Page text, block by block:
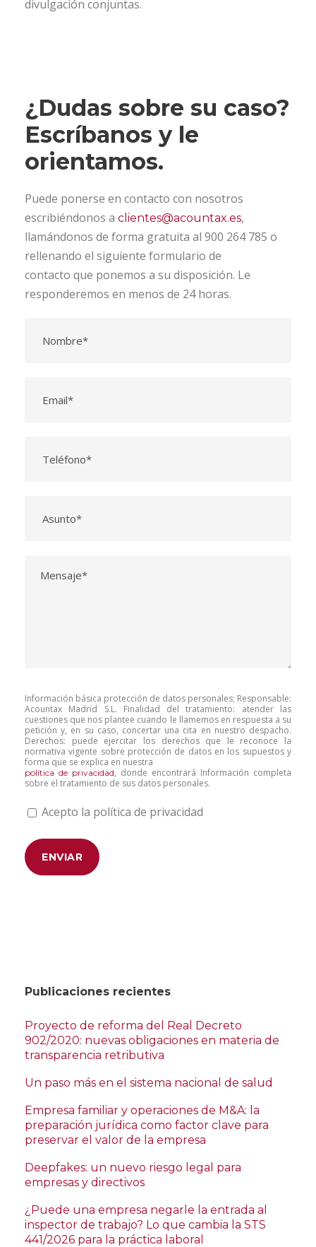
divulgación conjuntas.
¿Dudas sobre su caso?
Escríbanos y le
orientamos.
Puede ponerse en contacto con nosotros
escribiéndonos a clientes@acountax.es,
llamándonos de forma gratuita al 900 264 785 o
rellenando el siguiente formulario de
contacto que ponemos a su disposición. Le
responderemos en menos de 24 horas.
Información básica protección de datos personales; Responsable:
Acountax Madrid S.L. Finalidad del tratamiento: atender las
cuestiones que nos plantee cuando le llamemos en respuesta a su
petición y, en su caso, concertar una cita en nuestro despacho.
Derechos: puede ejercitar los derechos que le reconoce la
normativa vigente sobre protección de datos en los supuestos y
forma que se explica en nuestra
política de privacidad, donde encontrará Información completa
sobre el tratamiento de sus datos personales.
Acepto la política de privacidad
Publicaciones recientes
Proyecto de reforma del Real Decreto
902/2020: nuevas obligaciones en materia de
transparencia retributiva
Un paso más en el sistema nacional de salud
Empresa familiar y operaciones de M&A: la
preparación jurídica como factor clave para
preservar el valor de la empresa
Deepfakes: un nuevo riesgo legal para
empresas y directivos
¿Puede una empresa negarle la entrada al
inspector de trabajo? Lo que cambia la STS
441/2026 para la práctica laboral